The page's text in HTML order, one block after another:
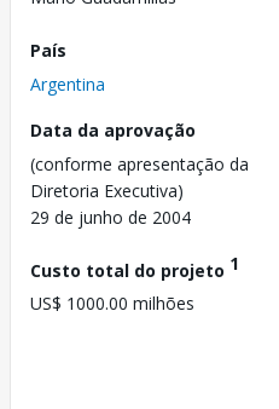
País
Argentina
Data da aprovação
(conforme apresentação da
Diretoria Executiva)
29 de junho de 2004
Custo total do projeto 1
US$ 1000.00 milhões